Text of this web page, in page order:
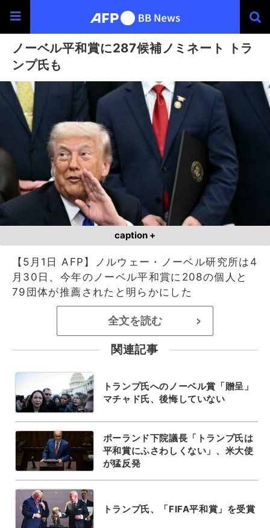
ノーベル平和賞に287候補ノミネート トラ
ンプ氏も
caption +
【5月1日 AFP】ノルウェー・ノーベル研究所は4
月30日、今年のノーベル平和賞に208の個人と
79団体が推薦されたと明らかにした
全文を読む >
関連記事
トランプ氏へのノーベル賞「贈呈」
マチャド氏、後悔していない
ポーランド下院議長「トランプ氏は
平和賞にふさわしくない」、米大使
が猛反発
トランプ氏、「FIFA平和賞」を受賞